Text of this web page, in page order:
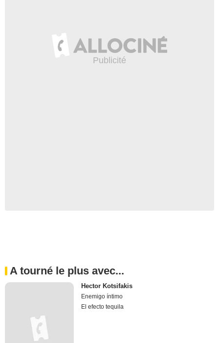
A tourné le plus avec...
Hector Kotsifakis
Enemigo íntimo
El efecto tequila